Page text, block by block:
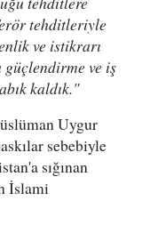
tehditleriyle
ve istikrarı
ve iş
kaldık."
Uygur
sebebiyle
sığınan
İslami